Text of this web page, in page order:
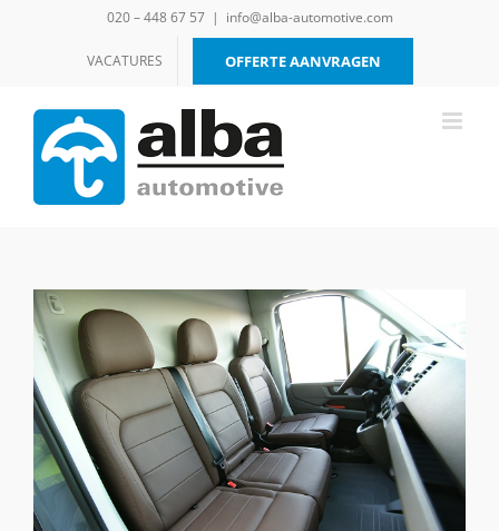
020 – 448 67 57 | info@alba-automotive.com
VACATURES OFFERTE AANVRAGEN